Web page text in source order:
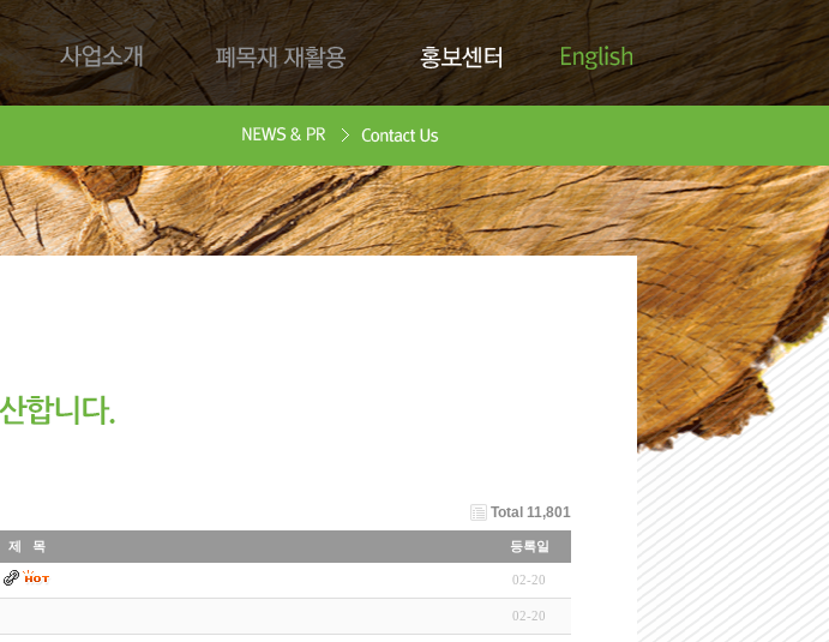
사업소개 폐목재 재활용 홍보센터
Download
English
Total 11,801
제 목 등록일
02-20
02-20